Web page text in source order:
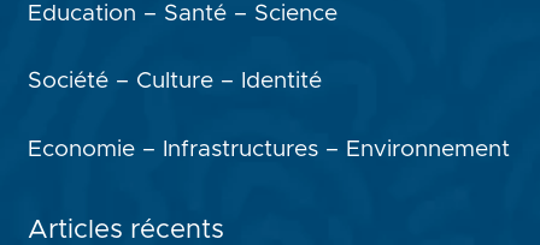
Education – Santé – Science
Société – Culture – Identité
Economie – Infrastructures – Environnement
Articles récents